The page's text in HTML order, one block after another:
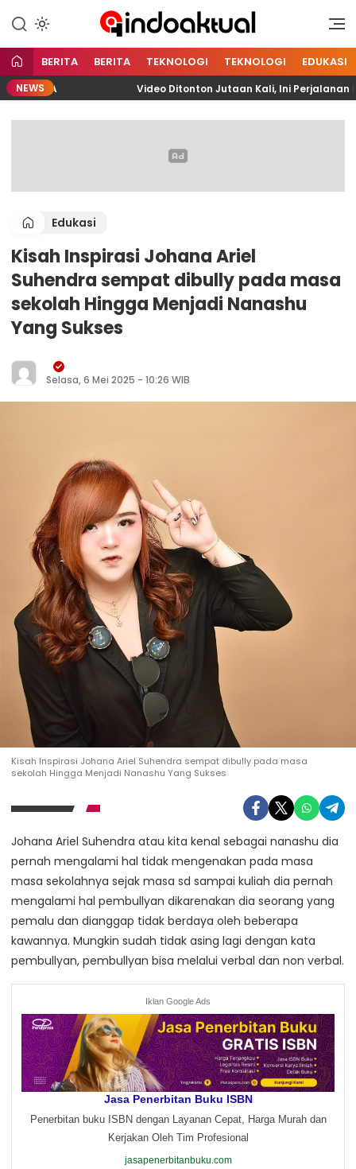
Indoaktual
Indonesia Aktual
BERITA BERITA TEKNOLOGI TEKNOLOGI EDUKASI
NEWS Video Ditonton Jutaan Kali, Ini Perjalanan Fariz
Edukasi
Kisah Inspirasi Johana Ariel
Suhendra sempat dibully pada masa
sekolah Hingga Menjadi Nanashu
Yang Sukses
Selasa, 6 Mei 2025 - 10:26 WIB
Kisah Inspirasi Johana Ariel Suhendra sempat dibully pada masa
sekolah Hingga Menjadi Nanashu Yang Sukses
Johana Ariel Suhendra atau kita kenal sebagai nanashu dia
pernah mengalami hal tidak mengenakan pada masa
masa sekolahnya sejak masa sd sampai kuliah dia pernah
mengalami hal pembullyan dikarenakan dia seorang yang
pemalu dan dianggap tidak berdaya oleh beberapa
kawannya. Mungkin sudah tidak asing lagi dengan kata
pembullyan, pembullyan bisa melalui verbal dan non verbal.
Iklan Google Ads
Jasa Penerbitan Buku ISBN
Penerbitan buku ISBN dengan Layanan Cepat, Harga Murah dan
Kerjakan Oleh Tim Profesional
jasapenerbitanbuku.com